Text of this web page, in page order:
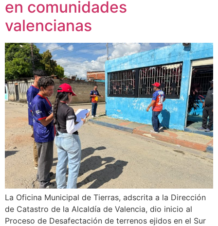
en comunidades
valencianas
La Oficina Municipal de Tierras, adscrita a la Dirección
de Catastro de la Alcaldía de Valencia, dio inicio al
Proceso de Desafectación de terrenos ejidos en el Sur